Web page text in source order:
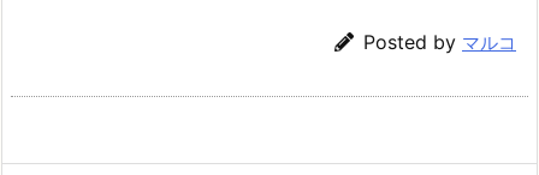
Posted by マルコ